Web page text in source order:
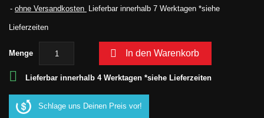
ohne Versandkosten Lieferbar innerhalb 7 Werktagen *siehe
Lieferzeiten
Menge  In den Warenkorb
 Lieferbar innerhalb 4 Werktagen *siehe Lieferzeiten
Schlage uns Deinen Preis vor!